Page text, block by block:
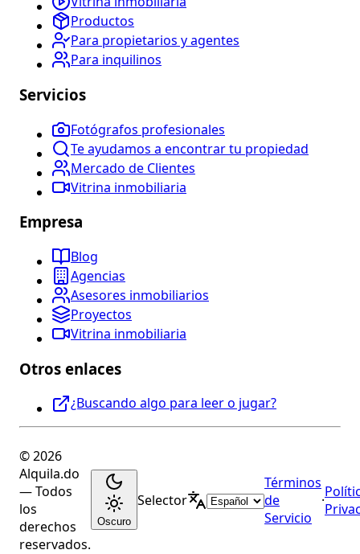
Productos
Para propietarios y agentes
Para inquilinos
Servicios
Fotógrafos profesionales
Te ayudamos a encontrar tu propiedad
Mercado de Clientes
Vitrina inmobiliaria
Empresa
Blog
Agencias
Asesores inmobiliarios
Proyectos
Vitrina inmobiliaria
Otros enlaces
¿Buscando algo para leer o jugar?
© 2026
Alquila.do
— Todos
los
derechos
reservados.
Oscuro
Selector
Términos
de
Servicio
·